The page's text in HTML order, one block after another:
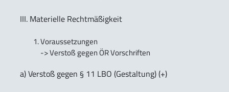
III. Materielle Rechtmäßigkeit
Voraussetzungen
-> Verstoß gegen ÖR Vorschriften
a) Verstoß gegen § 11 LBO (Gestaltung) (+)